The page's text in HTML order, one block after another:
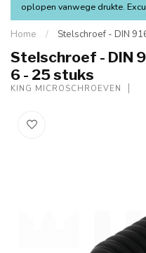
oplopen vanwege drukte.
Home / Stelschroef - DIN
Stelschroef - DIN
6 - 25 stuks
KING MICROSCHROEVEN